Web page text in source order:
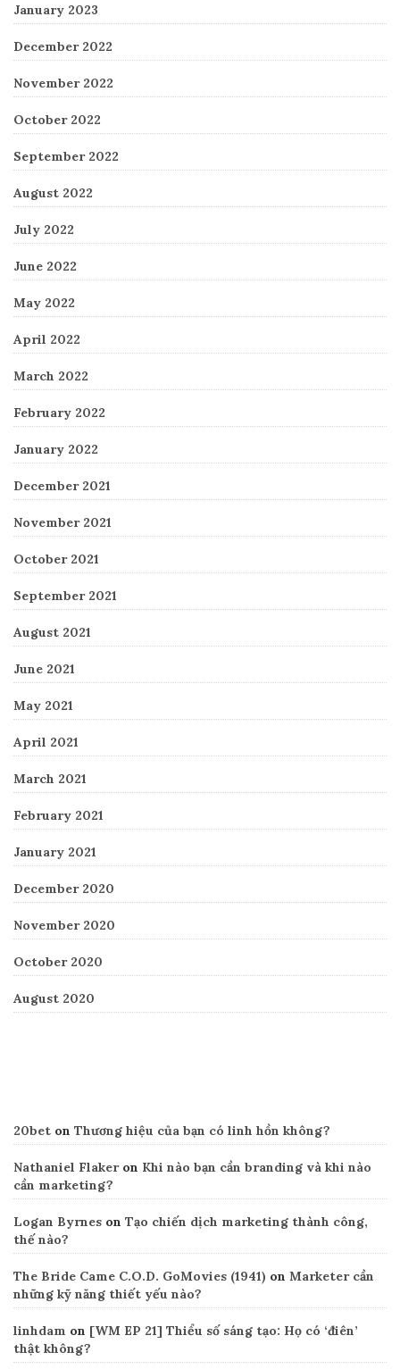
January 2023
December 2022
November 2022
October 2022
September 2022
August 2022
July 2022
June 2022
May 2022
April 2022
March 2022
February 2022
January 2022
December 2021
November 2021
October 2021
September 2021
August 2021
June 2021
May 2021
April 2021
March 2021
February 2021
January 2021
December 2020
November 2020
October 2020
August 2020
20bet on Thương hiệu của bạn có linh hồn không?
Nathaniel Flakeron Khi nào bạn cần branding và khi nào
cần marketing?
Logan Byrnes on Tạo chiến dịch marketing thành công,
thế nào?
The Bride Came C.O.D. GoMovies (1941) on Marketer cần
những kỹ năng thiết yếu nào?
linhdam on [WM EP 21] Thiểu số sáng tạo: Họ có ‘điên’
thật không?